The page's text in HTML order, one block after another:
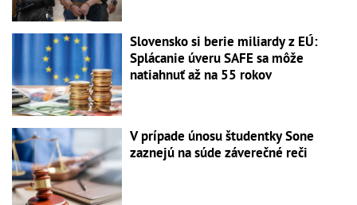
Slovensko si berie miliardy z EÚ:
Splácanie úveru SAFE sa môže
natiahnuť až na 55 rokov
V prípade únosu študentky Sone
zaznejú na súde záverečné reči